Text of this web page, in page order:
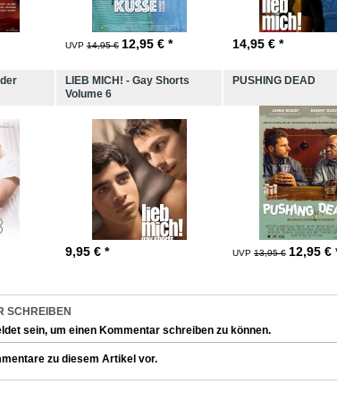
UVP 14,95 € 12,95 € * 14,95 € *
LIEB MICH! - Gay Shorts
Volume 6
9,95 € *
PUSHING DEAD
UVP 13,95 € 12,95 €
SCHREIBEN
sein, um einen Kommentar schreiben zu können.
zu diesem Artikel vor.